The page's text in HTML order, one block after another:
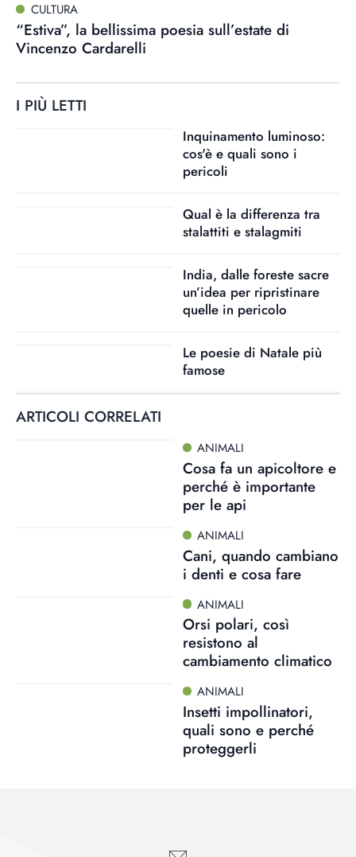
CULTURA
“Estiva”, la bellissima poesia sull’estate di
Vincenzo Cardarelli
I PIÙ LETTI
Inquinamento luminoso:
cos'è e quali sono i
pericoli
Qual è la differenza tra
stalattiti e stalagmiti
India, dalle foreste sacre
un’idea per ripristinare
quelle in pericolo
Le poesie di Natale più
famose
ARTICOLI CORRELATI
ANIMALI
Cosa fa un apicoltore e
perché è importante
per le api
ANIMALI
Cani, quando cambiano
i denti e cosa fare
ANIMALI
Orsi polari, così
resistono al
cambiamento climatico
ANIMALI
Insetti impollinatori,
quali sono e perché
proteggerli